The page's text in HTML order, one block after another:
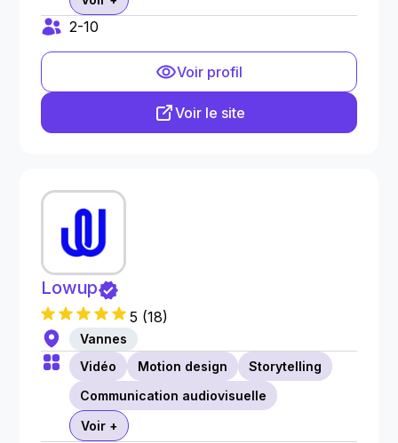
2-10
Voir profil
Voir le site
Lowup
5 (18)
Vannes
Vidéo
Motion design
Storytelling
Communication audiovisuelle
Voir +